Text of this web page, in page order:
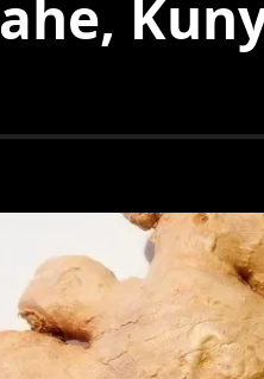
Jahe,